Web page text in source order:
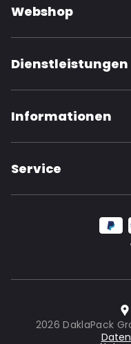
Webshop
Dienstleistungen
Informationen
Service
2026 DaklaPack